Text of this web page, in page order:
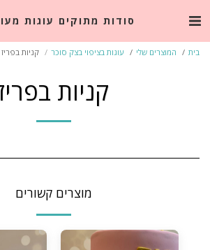
סודות מתוקים עוגות
בית המוצרים שלי עוגות בציפוי בצק סוכר קניות בפריז
קניות בפריז
מוצרים קשורים